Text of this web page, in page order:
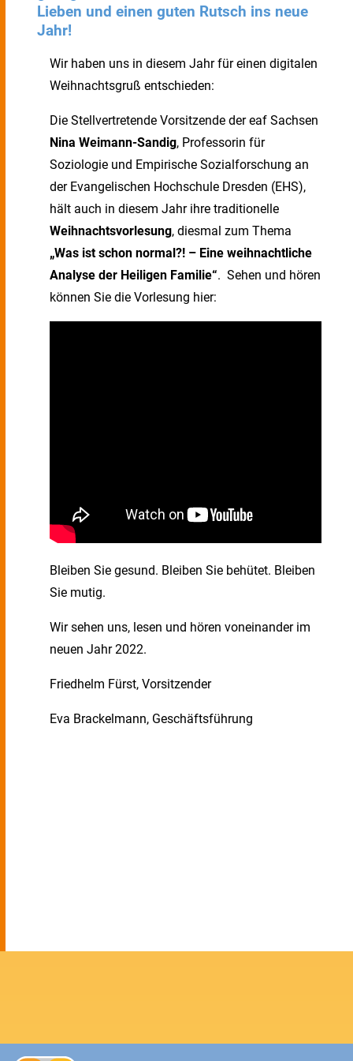
Lieben und einen guten Rutsch ins neue
Jahr!
Wir haben uns in diesem Jahr für einen digitalen
Weihnachtsgruß entschieden:
Die Stellvertretende Vorsitzende der eaf Sachsen
Nina Weimann-Sandig, Professorin für
Soziologie und Empirische Sozialforschung an
der Evangelischen Hochschule Dresden (EHS),
hält auch in diesem Jahr ihre traditionelle
Weihnachtsvorlesung, diesmal zum Thema
„Was ist schon normal?! – Eine weihnachtliche
Analyse der Heiligen Familie“. Sehen und hören
können Sie die Vorlesung hier:
Bleiben Sie gesund. Bleiben Sie behütet. Bleiben
Sie mutig.
Wir sehen uns, lesen und hören voneinander im
neuen Jahr 2022.
Friedhelm Fürst, Vorsitzender
Eva Brackelmann, Geschäftsführung